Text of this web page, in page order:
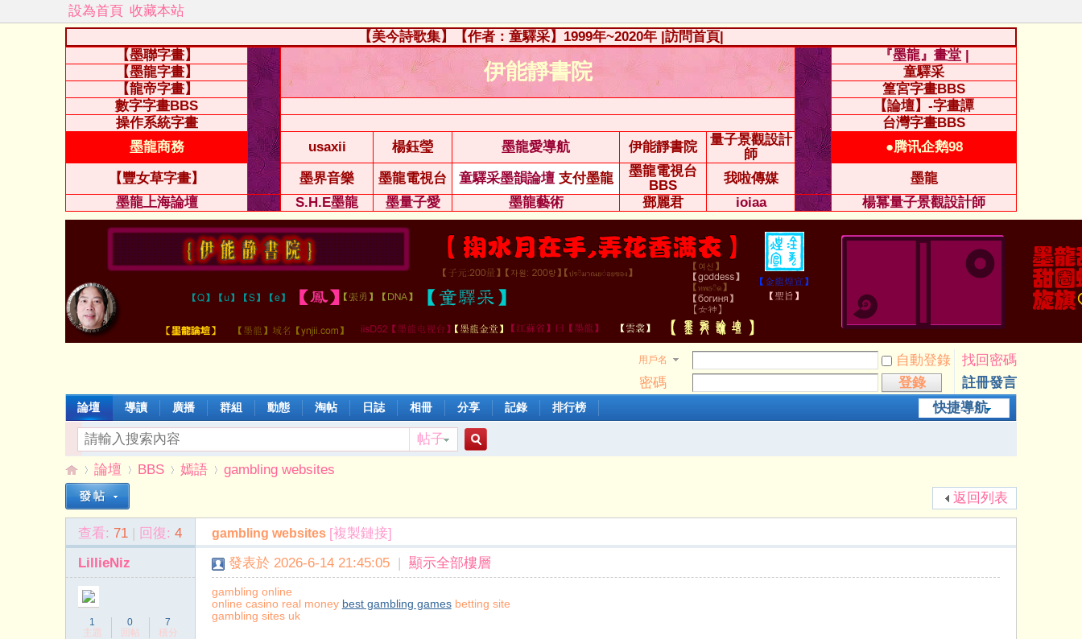
設為首頁 收藏本站
【美今詩歌集】【作者：童驛采】1999年~2020年 |訪問首頁|
【墨聯字畫】
伊能靜書院
『墨龍』畫堂 |
【墨龍字畫】
童驛采
【龍帝字畫】
篁宮字畫BBS
數字字畫BBS
【論壇】-字畫譚
操作系統字畫
台灣字畫BBS
墨龍商務
usaxii 楊鈺瑩 墨龍愛導航 伊能靜書院
量子景觀設計
師
●腾讯企鹅98
【豐女草字畫】 墨界音樂 墨龍電視台 童驛采墨韻論壇 支付墨龍
墨龍電視台
BBS
我啦傳媒
墨龍
墨龍上海論壇
S.H.E墨龍 墨量子愛 墨龍藝術 鄧麗君 ioiaa 楊冪量子景觀設計師
用戶名 自動登錄
找回密碼
密碼
登錄
註冊發言
快捷導航
論壇 導讀 廣播 群組 動態 淘帖 日誌 相冊 分享 記錄 排行榜
帖子
»
論壇
›
BBS
›
嫣語
›
gambling websites
返回列表
查看: 71 | 回復: 4 gambling websites [複製鏈接]
LillieNiz
1
主題
0
回帖
7
積分
發表於 2026-6-14 21:45:05 | 顯示全部樓層
gambling online
online casino real money best gambling gamesbetting site
gambling sites uk